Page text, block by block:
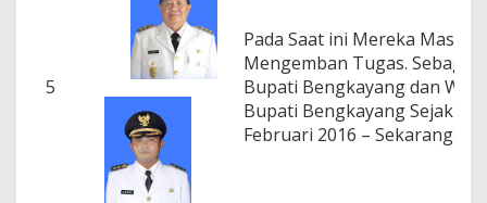
5
Pada Saat ini Mereka Masih
Mengemban Tugas. Sebagai
Bupati Bengkayang dan
Bupati Bengkayang Sejak 17
Februari 2016 – Sekarang.